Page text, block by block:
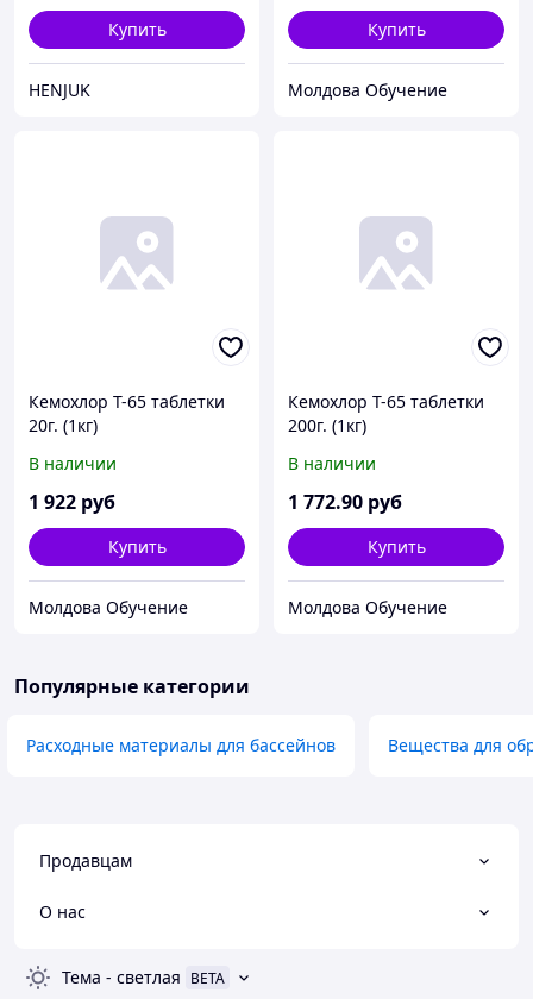
Купить
HENJUK
Купить
Молдова Обучение
Кемохлор Т-65 таблетки
20г. (1кг)
В наличии
1 922 руб
Купить
Молдова Обучение
Кемохлор Т-65 таблетки
200г. (1кг)
В наличии
1 772.90 руб
Купить
Молдова Обучение
Популярные категории
Расходные материалы для бассейнов Вещества для
Продавцам
О нас
Тема - светлая BETA